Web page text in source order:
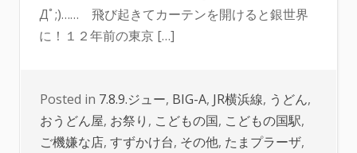
Дﾟ;)…… 飛び起きてカーテンを開けると銀世界
に！１２年前の東京 […]
Posted in 7.8.9.ジュー, BIG-A, JR横浜線, うどん,
おうどん屋, お祭り , こどもの国, こどもの国駅,
ご機嫌な店, すずかけ台, その他, たまプラーザ,